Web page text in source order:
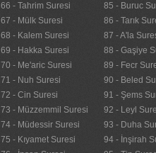
66 - Tahrim Suresi
67 - Mülk Suresi
68 - Kalem Suresi
69 - Hakka Suresi
70 - Me'aric Suresi
71 - Nuh Suresi
72 - Cin Suresi
73 - Müzzemmil Suresi
74 - Müdessir Suresi
75 - Kıyamet Suresi
85 - Buruc
86 - Tarık
87 - A'la
88 - Gaşiye
89 - Fecr
90 - Beled
91 - Şems
92 - Leyl
93 - Duha
94 - İnşirah